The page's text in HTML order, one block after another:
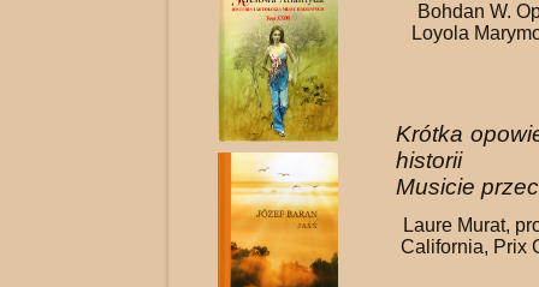
Bohdan W.
Loyola
Krótka
historii
Musicie
Laure Murat,
California, Prix